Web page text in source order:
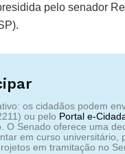
pelo senador
os cidadãos podem
ou pelo Portal
O Senado oferece uma
em curso universitário,
em tramitação no